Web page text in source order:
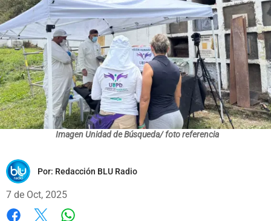
Imagen Unidad de Búsqueda/ foto referencia
Por: Redacción BLU Radio
7 de Oct, 2025